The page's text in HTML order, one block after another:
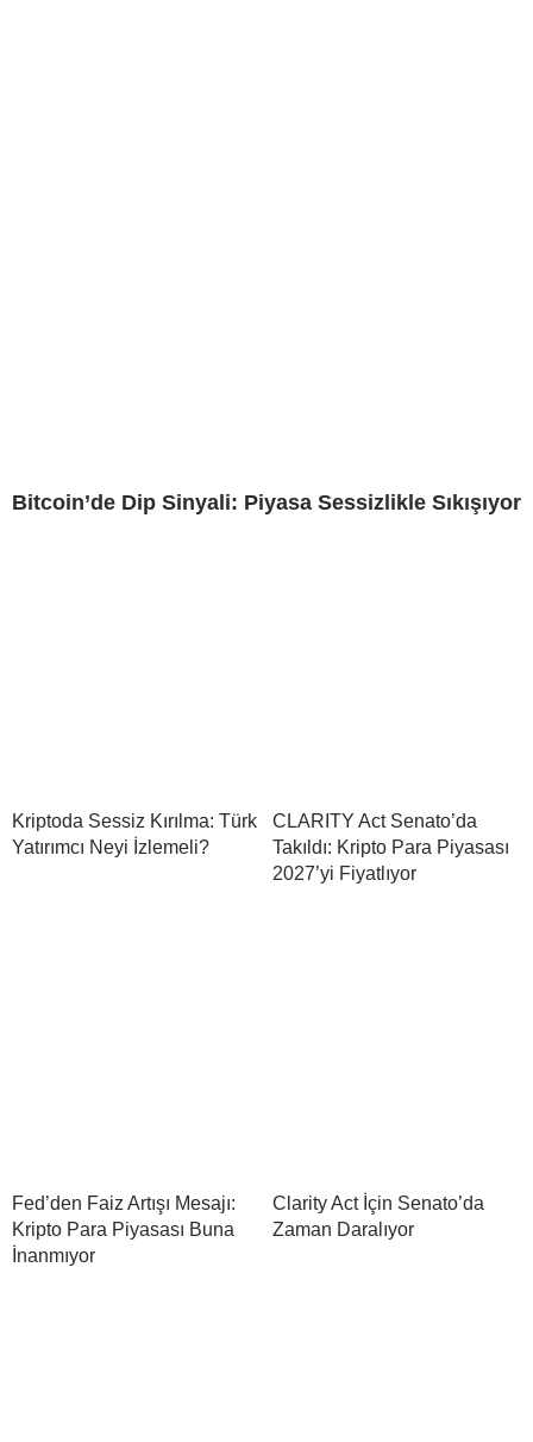
Bitcoin’de Dip Sinyali: Piyasa Sessizlikle Sıkışıyor
Kriptoda Sessiz Kırılma: Türk
Yatırımcı Neyi İzlemeli?
CLARITY Act Senato’da
Takıldı: Kripto Para Piyasası
2027’yi Fiyatlıyor
Fed’den Faiz Artışı Mesajı:
Kripto Para Piyasası Buna
İnanmıyor
Clarity Act İçin Senato’da
Zaman Daralıyor